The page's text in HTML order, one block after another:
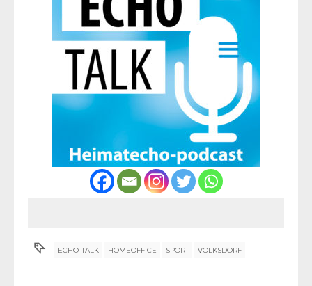
ECHO-TALK HOMEOFFICE SPORT VOLKSDORF